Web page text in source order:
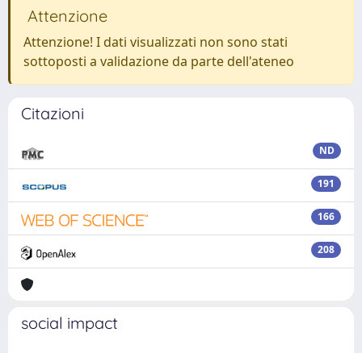
Attenzione
Attenzione! I dati visualizzati non sono stati
sottoposti a validazione da parte dell'ateneo
Citazioni
ND
191
166
208
social impact